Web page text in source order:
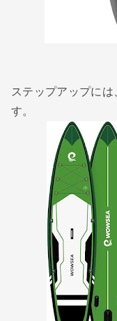
ステップアップには
す。